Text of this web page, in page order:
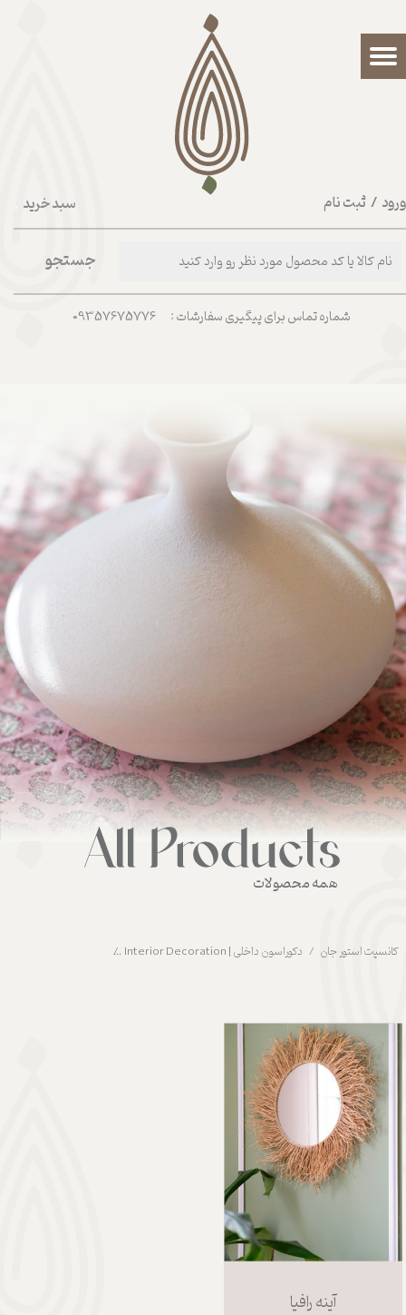
سبد خرید / ثبت نام
حساب کاربری من
تغییر گذر واژه
شماره تماس برای پیگیری سفارشات : 09357675776
جستجو
همه محصولات
کانسپت استور جان دکوراسون داخلی | Interior Decoration
آینه رافیا